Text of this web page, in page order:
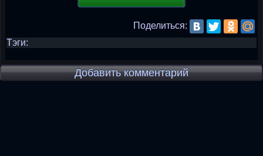
Поделиться:
Тэги:
Добавить комментарий